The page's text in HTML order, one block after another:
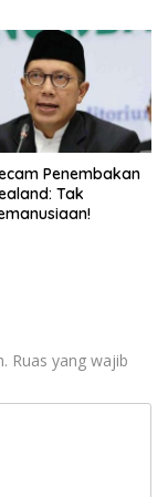
Penembakan
Tak
Ruas yang wajib